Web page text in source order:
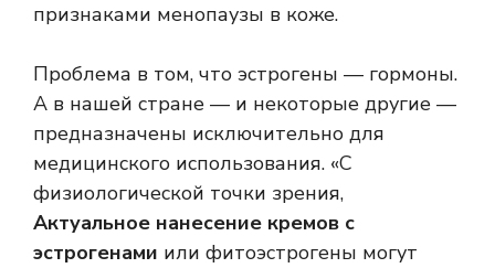
признаками менопаузы в коже.
Проблема в том, что эстрогены — гормоны.
А в нашей стране — и некоторые другие —
предназначены исключительно для
медицинского использования. «С
физиологической точки зрения,
Актуальное нанесение кремов с
эстрогенами или фитоэстрогены могут